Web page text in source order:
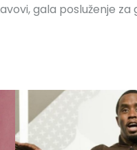
gala posluženje